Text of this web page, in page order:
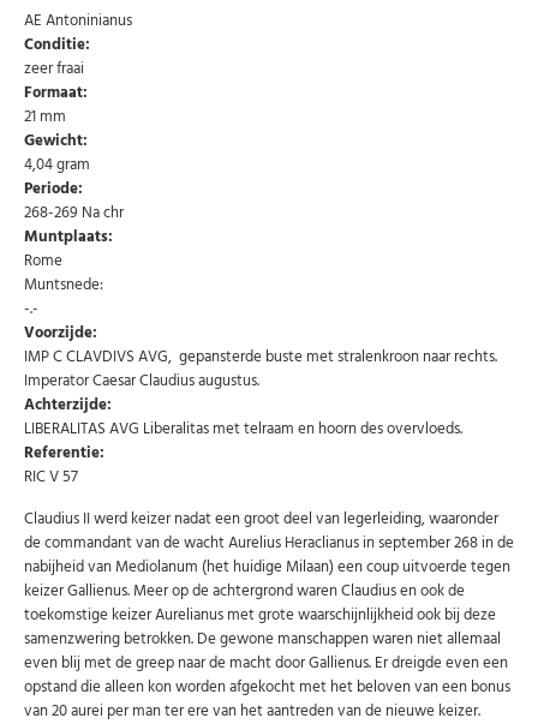
Schrijf u in voor onze gratis nieuwsbrief en ontvang
wekelijks een overzicht van de nieuwste munten en
speciale aanbiedingen.
email
AANMELDEN
U kunt zich op elk moment weer afmelden via de nieuwsbrief.
Uw gegevens worden niet gedeeld met derden
AE Antoninianus
Conditie:
zeer fraai
Formaat:
21 mm
Gewicht:
4,04 gram
Periode:
268-269 Na chr
Muntplaats:
Rome
Muntsnede:
-.-
Voorzijde:
IMP C CLAVDIVS AVG, gepansterde buste met stralenkroon naar rechts.
Imperator Caesar Claudius augustus.
Achterzijde:
LIBERALITAS AVG Liberalitas met telraam en hoorn des overvloeds.
Referentie:
RIC V 57
Claudius II werd keizer nadat een groot deel van legerleiding, waaronder
de commandant van de wacht Aurelius Heraclianus in september 268 in de
nabijheid van Mediolanum (het huidige Milaan) een coup uitvoerde tegen
keizer Gallienus. Meer op de achtergrond waren Claudius en ook de
toekomstige keizer Aurelianus met grote waarschijnlijkheid ook bij deze
samenzwering betrokken. De gewone manschappen waren niet allemaal
even blij met de greep naar de macht door Gallienus. Er dreigde even een
opstand die alleen kon worden afgekocht met het beloven van een bonus
van 20 aurei per man ter ere van het aantreden van de nieuwe keizer.